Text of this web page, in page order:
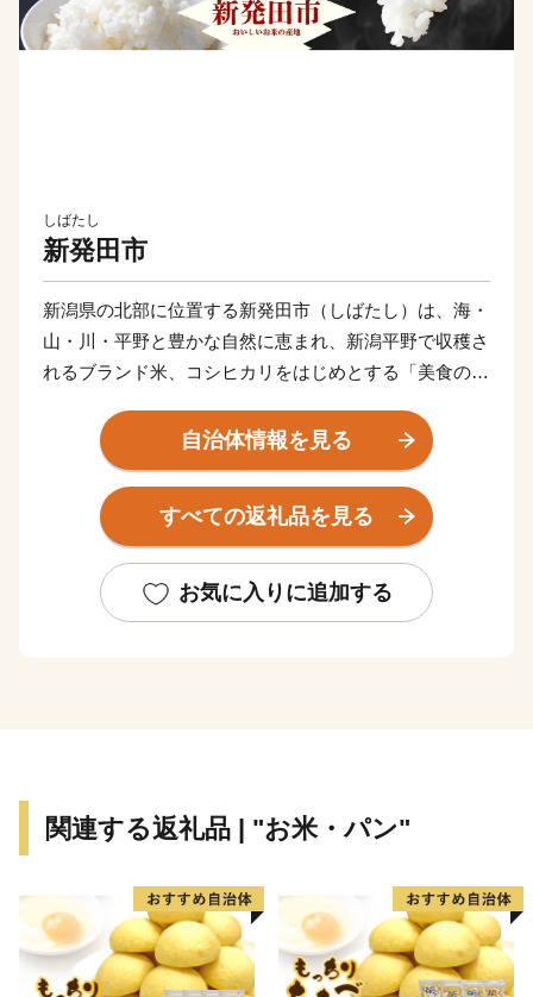
しばたし
新発田市
新潟県の北部に位置する新発田市（しばたし）は、海・
山・川・平野と豊かな自然に恵まれ、新潟平野で収穫さ
れるブランド米、コシヒカリをはじめとする「美食の
三階櫓という新発田のシンボル新発田城のある城下町で
もあります。歴史と文化が漂うまちをお愉しみいただい
た後は、全国でもトップクラスの硫黄成分含有量を誇る
名湯『月岡温泉』で、エメラルドグリーンに輝くお湯を
味を堪能できます。
観光スポットに立ち寄り、旅館でゆったり、美味しい料
自治体情報を見る
すべての返礼品を見る
お気に入りに追加する
関連する返礼品 | "お米・パン"